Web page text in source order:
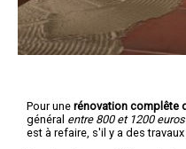
Pour une rénovation complête
général entre 800 et 1200 euros
est à refaire, s'il y a des travaux